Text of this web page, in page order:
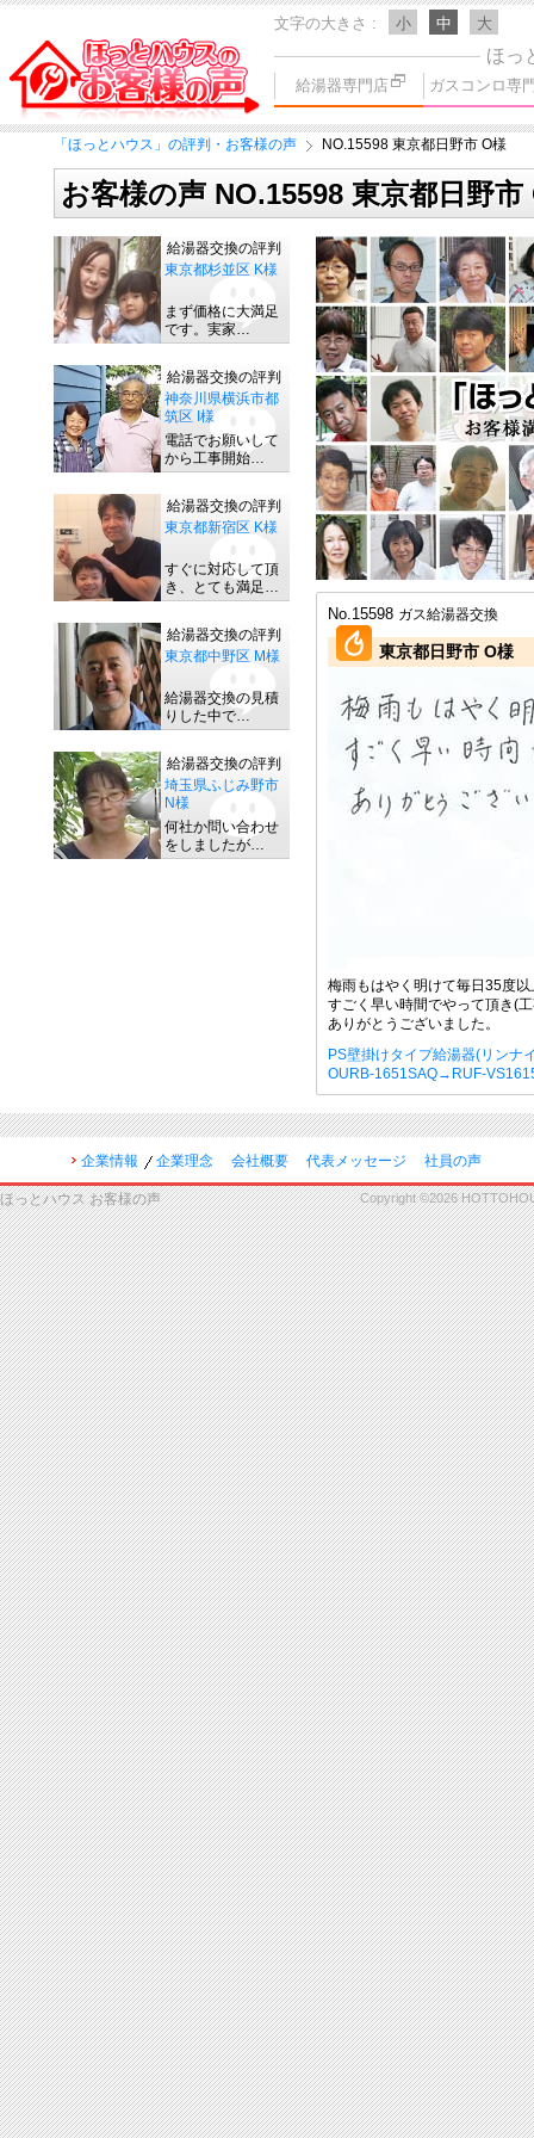
文字の大きさ 小 中 大
ほっ
給湯器専門店 ガスコンロ専
「ほっとハウス」の評判・お客様の声 NO.15598 東京都日野市 O様
お客様の声 NO.15598 東京都日野市
No.15598 ガス給湯器交換
東京都日野市 O様
梅雨もはやく明けて毎日35度
すごく早い時間でやって頂き(
ありがとうございました。
PS壁掛けタイプ給湯器(リンナ
OURB-1651SAQ→RUF-
給湯器交換の評判
東京都杉並区 K様
まず価格に大満足
です。実家…
給湯器交換の評判
神奈川県横浜市都
筑区 I様
電話でお願いして
から工事開始…
給湯器交換の評判
東京都新宿区 K様
すぐに対応して頂
き、とても満足…
給湯器交換の評判
東京都中野区 M様
給湯器交換の見積
りした中で…
給湯器交換の評判
埼玉県ふじみ野市
N様
何社か問い合わせ
をしましたが…
企業情報 企業理念 会社概要 代表メッセージ 社員の声
ほっとハウス お客様の声 Copyright ©2026